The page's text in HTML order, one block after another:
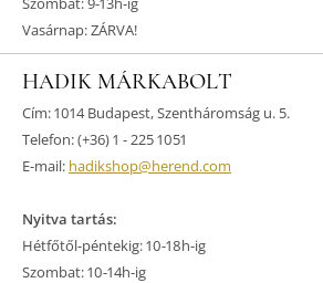
Vasárnap: ZÁRVA!
HADIK MÁRKABOLT
Cím: 1014 Budapest, Szentháromság u. 5.
Telefon: (+36) 1 - 225 1051
E-mail: hadikshop@herend.com
Nyitva tartás:
Hétfőtől-péntekig: 10-18h-ig
Szombat: 10-14h-ig